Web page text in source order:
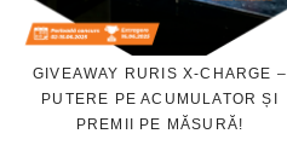
GIVEAWAY RURIS X-CHARGE –
PUTERE PE ACUMULATOR ȘI
PREMII PE MĂSURĂ!